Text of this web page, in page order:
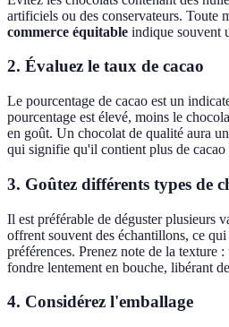
artificiels ou des conservateurs. Toute
commerce équitable indique souvent
2. Évaluez le taux de cacao
Le pourcentage de cacao est un
pourcentage est élevé, moins le
en goût. Un chocolat de qualité aura
qui signifie qu'il contient plus de cacao
3. Goûtez différents types de
Il est préférable de déguster plusieurs
offrent souvent des échantillons, ce
préférences. Prenez note de la texture
fondre lentement en bouche, libérant
4. Considérez l'emballage